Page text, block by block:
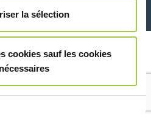
Montrer les détails
la sélection
cookies sauf les cookies
nécessaires
juridiques et avis de confidentialité